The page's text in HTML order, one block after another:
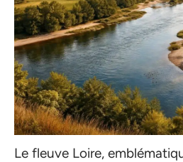
Le fleuve Loire,